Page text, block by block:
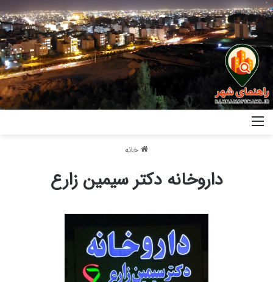
خانه
داروخانه دکتر سیمین زارع